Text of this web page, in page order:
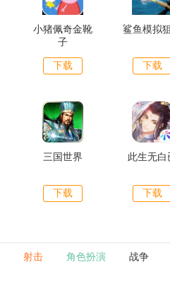
小猪佩奇金靴
子
下载
鲨鱼模拟
下载
三国世界
下载
此生无白
下载
射击 角色扮演 战争